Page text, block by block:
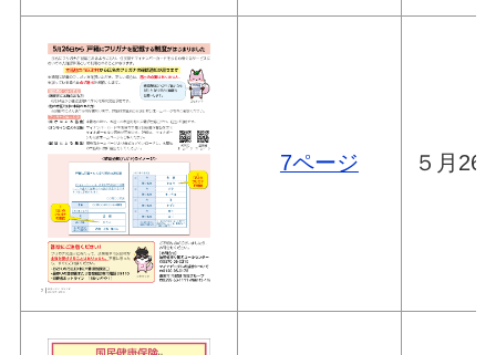
7ページ ５月26